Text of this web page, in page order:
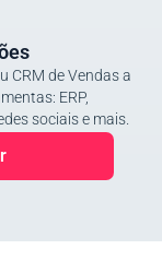
CRM de Vendas a
ERP,
sociais e mais.